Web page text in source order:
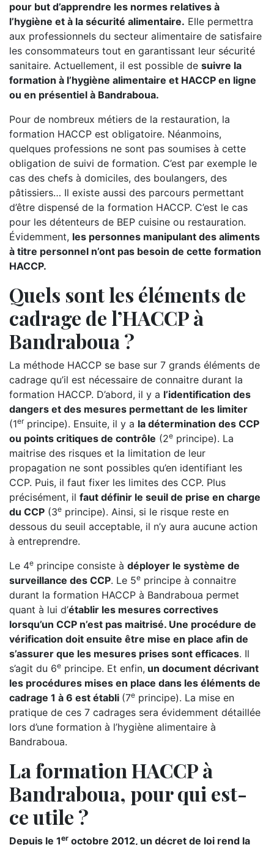
pour but d’apprendre les normes relatives à
l’hygiène et à la sécurité alimentaire. Elle permettra
aux professionnels du secteur alimentaire de satisfaire
les consommateurs tout en garantissant leur sécurité
sanitaire. Actuellement, il est possible de suivre la
formation à l’hygiène alimentaire et HACCP en ligne
ou en présentiel à Bandraboua.
Pour de nombreux métiers de la restauration, la
formation HACCP est obligatoire. Néanmoins,
quelques professions ne sont pas soumises à cette
obligation de suivi de formation. C’est par exemple le
cas des chefs à domiciles, des boulangers, des
pâtissiers… Il existe aussi des parcours permettant
d’être dispensé de la formation HACCP. C’est le cas
pour les détenteurs de BEP cuisine ou restauration.
Évidemment, les personnes manipulant des aliments
à titre personnel n’ont pas besoin de cette formation
HACCP.
Quels sont les éléments de
cadrage de l’HACCP à
Bandraboua ?
La méthode HACCP se base sur 7 grands éléments de
cadrage qu’il est nécessaire de connaitre durant la
formation HACCP. D’abord, il y a l’identification des
dangers et des mesures permettant de les limiter
(1erprincipe). Ensuite, il y a la détermination des CCP
ou points critiques de contrôle (2e principe). La
maitrise des risques et la limitation de leur
propagation ne sont possibles qu’en identifiant les
CCP. Puis, il faut fixer les limites des CCP. Plus
précisément, il faut définir le seuil de prise en charge
du CCP (3e principe). Ainsi, si le risque reste en
dessous du seuil acceptable, il n’y aura aucune action
à entreprendre.
Le 4e principe consiste à déployer le système de
surveillance des CCP. Le 5e principe à connaitre
durant la formation HACCP à Bandraboua permet
quant à lui d’établir les mesures correctives
lorsqu’un CCP n’est pas maitrisé. Une procédure de
vérification doit ensuite être mise en place afin de
s’assurer que les mesures prises sont efficaces. Il
s’agit du 6e principe. Et enfin, un document décrivant
les procédures mises en place dans les éléments de
cadrage 1 à 6 est établi (7e principe). La mise en
pratique de ces 7 cadrages sera évidemment détaillée
lors d’une formation à l’hygiène alimentaire à
Bandraboua.
La formation HACCP à
Bandraboua, pour qui est-
ce utile ?
Depuis le 1er octobre 2012, un décret de loi rend la